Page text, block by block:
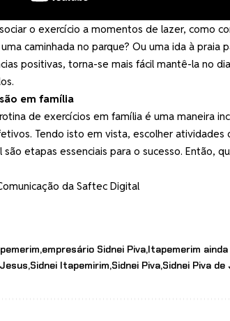
o exercício a momentos de lazer, como
caminhada no parque? Ou uma ida à praia
positivas, torna-se mais fácil mantê-la no
em família
de exercícios em família é uma maneira
Tendo isto em vista, escolher
etapas essenciais para o sucesso. Então,
da Saftec Digital
empresário Sidnei PivaItapemerim
Sidnei Itapemirim Sidnei PivaSidnei Piva de